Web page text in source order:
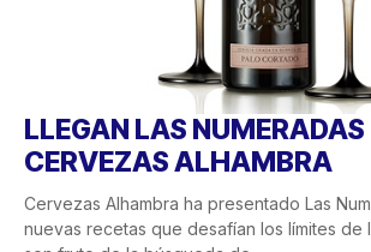
LLEGAN LAS NUMERADAS
CERVEZAS ALHAMBRA
Cervezas Alhambra ha presentado Las
nuevas recetas que desafían los límites de